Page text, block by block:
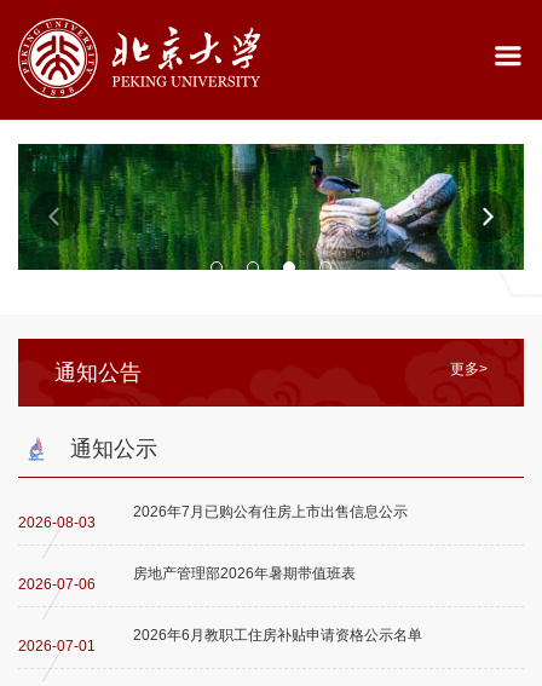
通知公告 更多>
通知公示
2026-08-03
2026年7月已购公有住房上市出售信息公示
2026-07-06
房地产管理部2026年暑期带值班表
2026-07-01
2026年6月教职工住房补贴申请资格公示名单